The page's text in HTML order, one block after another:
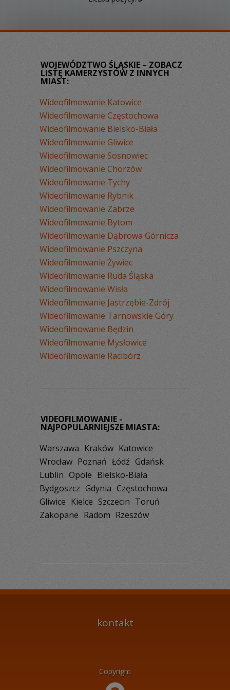
WOJEWÓDZTWO ŚLĄSKIE – ZOBACZ
LISTĘ KAMERZYSTÓW Z INNYCH
MIAST:
Wideofilmowanie Katowice
Wideofilmowanie Częstochowa
Wideofilmowanie Bielsko-Biała
Wideofilmowanie Gliwice
Wideofilmowanie Sosnowiec
Wideofilmowanie Chorzów
Wideofilmowanie Tychy
Wideofilmowanie Rybnik
Wideofilmowanie Zabrze
Wideofilmowanie Bytom
Wideofilmowanie Dąbrowa Górnicza
Wideofilmowanie Pszczyna
Wideofilmowanie Żywiec
Wideofilmowanie Ruda Śląska
Wideofilmowanie Wisła
Wideofilmowanie Jastrzębie-Zdrój
Wideofilmowanie Tarnowskie Góry
Wideofilmowanie Będzin
Wideofilmowanie Mysłowice
Wideofilmowanie Racibórz
VIDEOFILMOWANIE -
NAJPOPULARNIEJSZE MIASTA:
Warszawa Kraków Katowice
Wrocław Poznań Łódź Gdańsk
Lublin Opole Bielsko-Biała
Bydgoszcz Gdynia Częstochowa
Gliwice Kielce Szczecin Toruń
Zakopane Radom Rzeszów
kontakt
Copyright